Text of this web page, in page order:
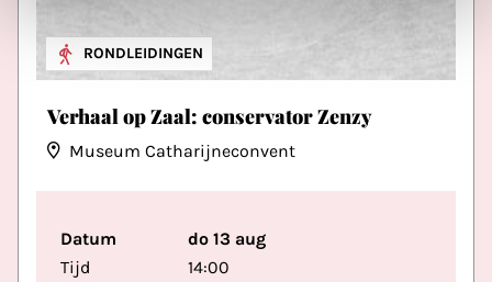
RONDLEIDINGEN
Verhaal op Zaal: conservator Zenzy
Museum Catharijneconvent
Datum
do 13 aug
Tijd
14:00